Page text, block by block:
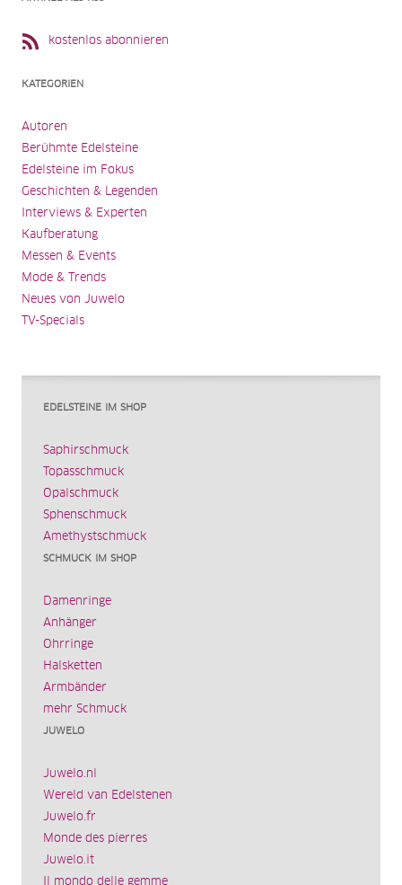
kostenlos abonnieren
KATEGORIEN
Autoren
Berühmte Edelsteine
Edelsteine im Fokus
Geschichten & Legenden
Interviews & Experten
Kaufberatung
Messen & Events
Mode & Trends
Neues von Juwelo
TV-Specials
EDELSTEINE IM SHOP
Saphirschmuck
Topasschmuck
Opalschmuck
Sphenschmuck
Amethystschmuck
SCHMUCK IM SHOP
Damenringe
Anhänger
Ohrringe
Halsketten
Armbänder
mehr Schmuck
JUWELO
Juwelo.nl
Wereld van Edelstenen
Juwelo.fr
Monde des pierres
Juwelo.it
Il mondo delle gemme